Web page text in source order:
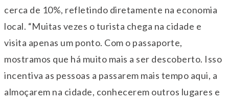
cerca de 10%, refletindo diretamente na economia
local. “Muitas vezes o turista chega na cidade e
visita apenas um ponto. Com o passaporte,
mostramos que há muito mais a ser descoberto. Isso
incentiva as pessoas a passarem mais tempo aqui, a
almoçarem na cidade, conhecerem outros lugares e